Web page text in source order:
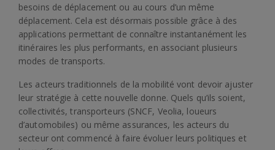
besoins de déplacement ou au cours d’un même
déplacement. Cela est désormais possible grâce à des
applications permettant de connaître instantanément les
itinéraires les plus performants, en associant plusieurs
modes de transports.
Les acteurs traditionnels de la mobilité vont devoir ajuster
leur stratégie à cette nouvelle donne. Quels qu’ils soient,
collectivités, transporteurs (SNCF, Veolia, loueurs
d’automobiles) ou même assurances, les acteurs du
secteur ont commencé à faire évoluer leurs politiques et